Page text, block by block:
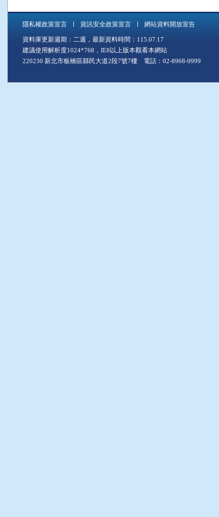
隱私權政策宣言 資訊安全政策宣言 網站資料開放宣告
資料庫更新週期：二週，最新資料時間：115.07.17
建議使用解析度1024*768，IE8以上版本觀看本網站
220230 新北市板橋區縣民大道2段7號7樓 電話：02-8968-9999